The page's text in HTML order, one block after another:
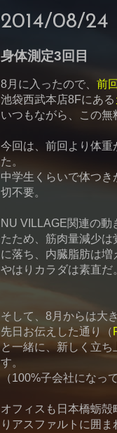
2014/08/24
身体測定3回目
8月に入ったので、 前回
池袋西武本店8Fにある
いつもながら、この無
今回は、前回より体重
た。
中学生くらいで体つ
切不要。
NU VILLAGE関連の動
たため、筋肉量減少
に落ち、内臓脂肪は増
やはりカラダは素直だ
そして、8月からは大
先日お伝えした通り（
と一緒に、新しく立ち
す。
（100%子会社になっ
オフィスも日本橋蛎
りアスファルトに囲ま